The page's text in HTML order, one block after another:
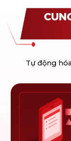
Tự động